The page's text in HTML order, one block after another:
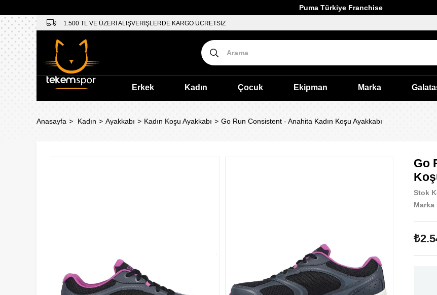
Puma Türkiye Franchise
1.500 TL VE ÜZERİ ALIŞVERİŞLERDE KARGO ÜCRETSİZ
Erkek Kadın Çocuk Ekipman Marka
Anasayfa Kadın Ayakkabı Kadın Koşu Ayakkabı Go Run Consistent - Anahita Kadın Koşu Ayakkabı
Go
Stok
Marka